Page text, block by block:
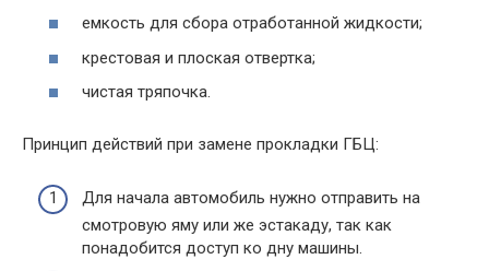
емкость для сбора отработанной жидкости;
крестовая и плоская отвертка;
чистая тряпочка.
Принцип действий при замене прокладки ГБЦ:
Для начала автомобиль нужно отправить на
смотровую яму или же эстакаду, так как
понадобится доступ ко дну машины.